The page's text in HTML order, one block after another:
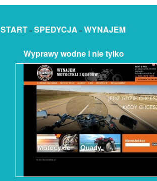
START » SPEDYCJA » WYNAJEM
Wyprawy wodne i nie tylko